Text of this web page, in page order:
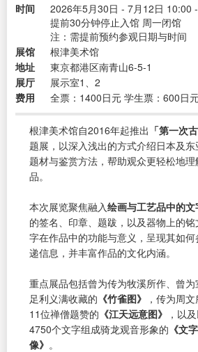
时间
2026年5月30日 - 7月12日 10:00
提前30分钟停止入馆 周一闭馆
注：需提前预约参观日期与时间
展馆
根津美术馆
地址
東京都港区南青山6-5-1
展厅
展示室1、2
费用
全票：1400日元 学生票：600日
根津美术馆自2016年起推出 「第一次
题展，以深入浅出的方式介绍日本及东
题材与鉴赏方法，帮助观众更轻松地
品。
本次展览聚焦融入绘画与工艺品中的
的签名、印章、题跋，以及器物上的
字在作品中的功能与意义，呈现其如
递信息，并丰富作品的文化内涵。
重点展品包括曾为传为牧溪所作、曾
足利义满收藏的 《竹雀图》
，传为周
11位禅僧题赞的 《江天远意图》
，以
4750个文字组成骑龙观音形象的 《文
像》 。